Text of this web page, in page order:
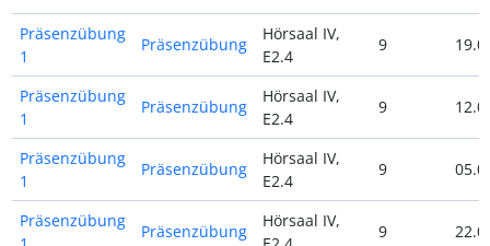
Präsenzübung
1
Präsenzübung
Hörsaal IV,
E2.4
9
Präsenzübung
1
Präsenzübung
Hörsaal IV,
E2.4
9
Präsenzübung
1
Präsenzübung
Hörsaal IV,
E2.4
9
Präsenzübung
Präsenzübung
Hörsaal IV,
9